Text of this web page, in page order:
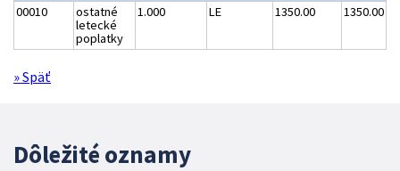
00010
ostatné
letecké
poplatky
1.000 LE 1350.00 1350.00
» Späť
Dôležité oznamy